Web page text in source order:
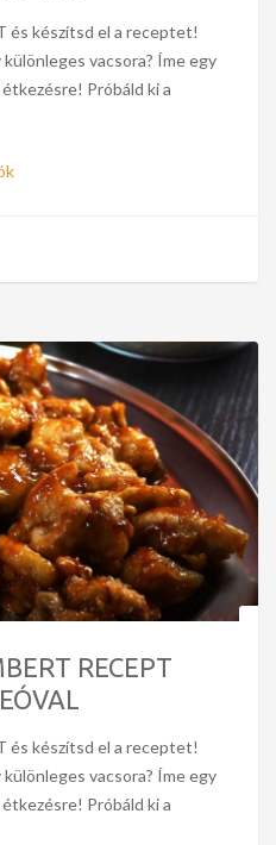
és készítsd el a receptet!
vacsora? Íme egy
Próbáld ki a
RECEPT
és készítsd el a receptet!
vacsora? Íme egy
Próbáld ki a